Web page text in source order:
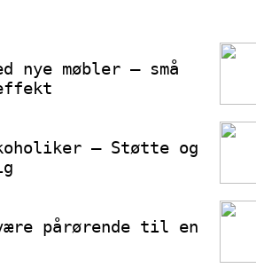
nye møbler – små
– Støtte og
pårørende til en